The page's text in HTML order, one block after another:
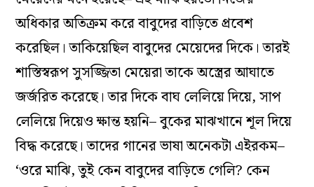
শব্দগুলো যেন তেমন কিছু বলে। সে গানের সামগ্রিক
অর্থ এইরকম– একদল সাঁওতাল মেয়ে বাবুদের দালানে
প্রতিমা দেখতে গিয়েছে
সাবেকচালের সেই ঠাকুর দেখে
তাদের মনে হচ্ছে, এখানে সকলেই নানা জমকালো
শাড়িগয়না, ধারালো অস্ত্রে সুসজ্জিত। তারা সকলে মিলে
এক অর্ধনগ্ন কালো মানুষকে আঘাত করছে। সুসজ্জিত
দেবদেবীর মধ্যে একমাত্র অসুরকেই তাদের চেনা